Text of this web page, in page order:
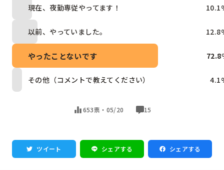
現在、夜勤専従やってます！ 10.1
以前、やっていました。 12.8
やったことないです 72.8
その他（コメントで教えてください） 4.1
653票・ 05/20 15
ツイート シェアする シェアする